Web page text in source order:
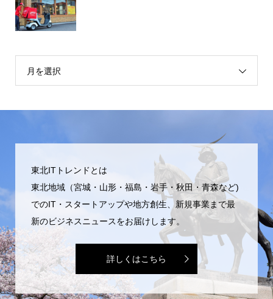
月を選択
東北ITトレンドとは
東北地域（宮城・山形・福島・岩手・秋田・青森など)
でのIT・スタートアップや地方創生、新規事業まで最
新のビジネスニュースをお届けします。
詳しくはこちら